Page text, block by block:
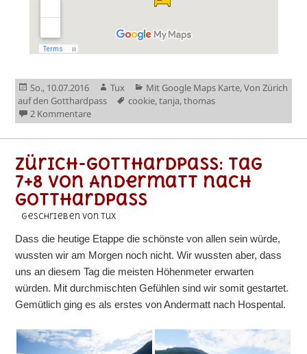
Veröffentlicht
am
So., 10.07.2016 Autor
Tux Kategorien
Mit Google Maps Karte,Von Zürich
auf den Gotthardpass
Schlagwörter
cookie,tanja,thomas
2 Kommentarezu Zürich-Gotthardpass: Die ganze Strecke
Zürich-Gotthardpass: Tag
7+8 von Andermatt nach
Gotthardpass
geschrieben von Tux
Dass die heutige Etappe die schönste von allen sein würde,
wussten wir am Morgen noch nicht. Wir wussten aber, dass
uns an diesem Tag die meisten Höhenmeter erwarten
würden. Mit durchmischten Gefühlen sind wir somit gestartet.
Gemütlich ging es als erstes von Andermatt nach Hospental.